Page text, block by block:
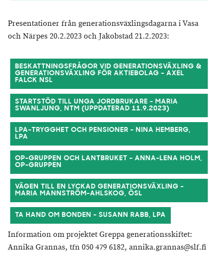
Presentationer från generationsväxlingsdagarna i Vasa
och Närpes 20.2.2023 och Jakobstad 21.2.2023:
BESKATTNINGSFRÅGOR VID GENERATIONSVÄXLING &
GENERATIONSVÄXLING FÖR AKTIEBOLAG - AXEL
FALCK NSL
STARTSTÖD TILL UNGA JORDBRUKARE - MARIA
SWANLJUNG, NTM (UPPDATERAD 11.9.2023)
LPA-TRYGGHET OCH PENSIONER - NINA HEMBERG,
LPA
OP-GRUPPEN OCH LANTBRUKET - ANNA-LENA HOLM,
OP-GRUPPEN
VÄGEN TILL EN LYCKAD GENERATIONSVÄXLING -
MARIA MANNSTRÖM-AHLSKOG, ÖSL
TA HAND OM BONDEN - SUSANN RABB, LPA
Information om projektet Greppa generationsskiftet:
Annika Grannas, tfn 050 479 6182, annika.grannas@slf.fi